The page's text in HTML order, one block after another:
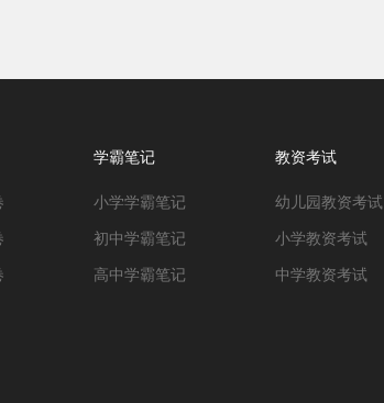
学霸笔记
小学学霸笔记
初中学霸笔记
高中学霸笔记
教资考试
幼儿园教资考试
小学教资考试
中学教资考试